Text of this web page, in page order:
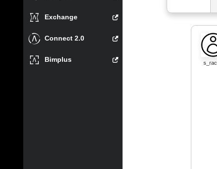
Exchange
Connect 2.0
Bimplus